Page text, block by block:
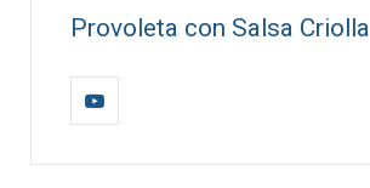
Provoleta con Salsa Criolla